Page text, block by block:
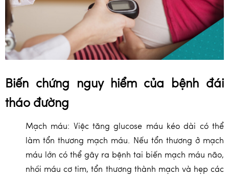
Biến chứng nguy hiểm của bệnh đái
tháo đường
Mạch máu: Việc tăng glucose máu kéo dài có thể
làm tổn thương mạch máu. Nếu tổn thương ở mạch
máu lớn có thể gây ra bệnh tai biến mạch máu não,
nhồi máu cơ tim, tổn thương thành mạch và hẹp các